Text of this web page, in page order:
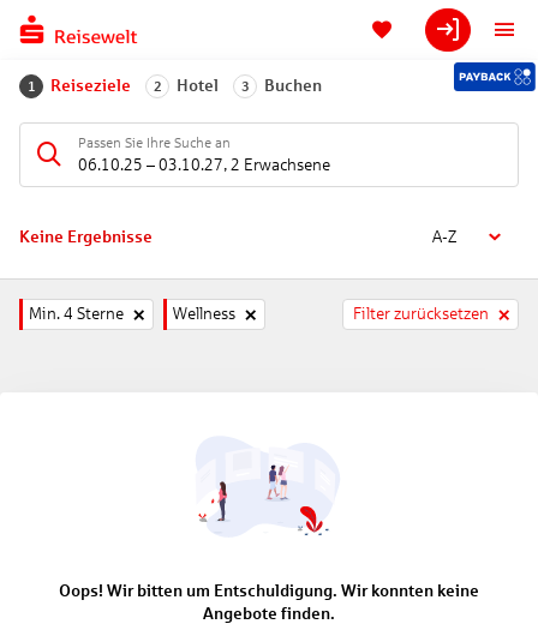
1 Reiseziele 2 Hotel 3 Buchen
Passen Sie Ihre Suche an
06.10.25 – 03.10.27, 2 Erwachsene
Keine Ergebnisse A-Z
Min. 4 Sterne Wellness Filter zurücksetzen
Oops! Wir bitten um Entschuldigung. Wir konnten keine
Angebote finden.